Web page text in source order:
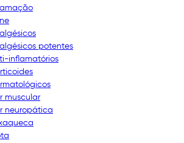
potentes
inflamatórios
muscular
neuropática